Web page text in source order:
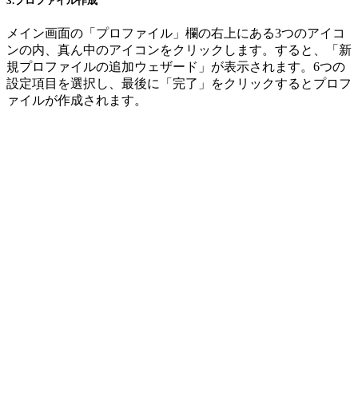
メイン画面の「プロファイル」欄の右上にある3つのアイコ
ンの内、真ん中のアイコンをクリックします。すると、「新
規プロファイルの追加ウェザード」が表示されます。6つの
設定項目を選択し、最後に「完了」をクリックするとプロフ
ァイルが作成されます。